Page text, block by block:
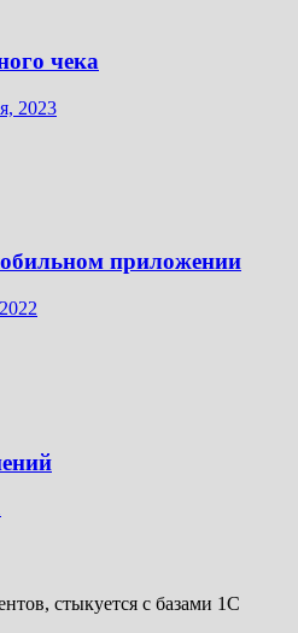
чека
2023
приложении
стыкуется с базами 1С